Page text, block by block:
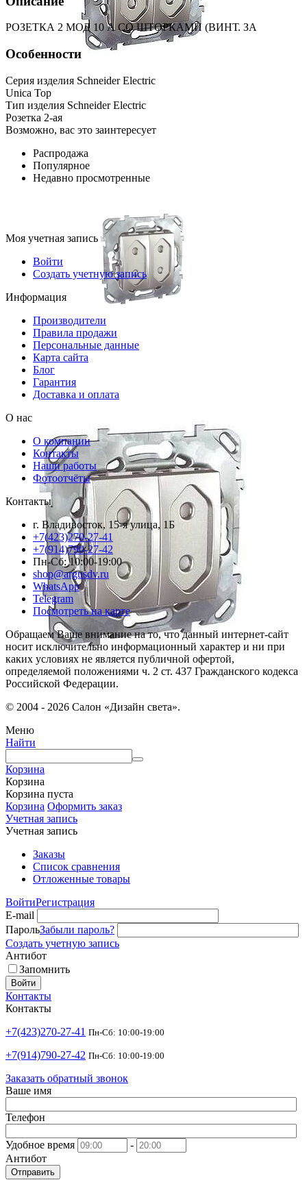
РОЗЕТКА 2 МОД 10 А СО ШТОРКАМИ (ВИНТ. ЗА
Особенности
Серия изделия Schneider Electric
Unica Top
Тип изделия Schneider Electric
Розетка 2-ая
Возможно, вас это заинтересует
Распродажа
Популярное
Недавно просмотренные
Моя учетная запись
Войти
Создать учетную запись
Информация
Производители
Правила продажи
Персональные данные
Карта сайта
Блог
Гарантия
Доставка и оплата
О нас
О компании
Контакты
Наши работы
Фотоотчёты
Контакты
г. Владивосток, 15-я улица, 1Б
+7(423)270-27-41
+7(914)790-27-42
Пн-Сб: 10:00-19:00
shop@argusdv.ru
WhatsApp
Telegram
Посмотреть на карте
Обращаем Ваше внимание на то, что данный интернет-сайт
носит исключительно информационный характер и ни при
каких условиях не является публичной офертой,
определяемой положениями ч. 2 ст. 437 Гражданского кодекса
Российской Федерации.
© 2004 - 2026 Салон «Дизайн света».
Меню
Найти
Корзина
Корзина
Корзина пуста
Корзина Оформить заказ
Учетная запись
Учетная запись
Заказы
Список сравнения
Отложенные товары
ВойтиРегистрация
E-mail
ПарольЗабыли пароль?
Создать учетную запись
Антибот
Запомнить
Войти
Контакты
Контакты
+7(423)270-27-41 Пн-Сб: 10:00-19:00
+7(914)790-27-42 Пн-Сб: 10:00-19:00
Заказать обратный звонок
Ваше имя
Телефон
Удобное время
-
Антибот
Отправить